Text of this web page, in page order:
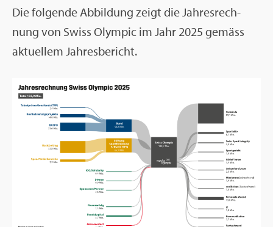
Die fol­gen­de Ab­bil­dung zeigt die Jah­res­rech­
nung von Swiss Olym­pic im Jahr 2025 ge­mäss
ak­tu­el­lem Jah­res­be­richt.